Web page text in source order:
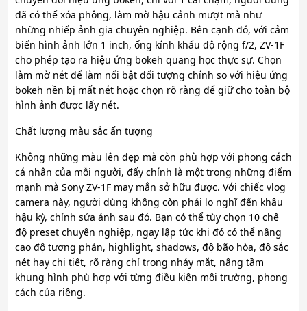
đã có thể xóa phông, làm mờ hậu cảnh mượt mà như
những nhiếp ảnh gia chuyên nghiệp. Bên cạnh đó, với cảm
biến hình ảnh lớn 1 inch, ống kính khẩu độ rộng f/2, ZV-1F
cho phép tạo ra hiệu ứng bokeh quang học thực sự. Chọn
làm mờ nét để làm nổi bật đối tượng chính so với hiệu ứng
bokeh nền bị mất nét hoặc chọn rõ ràng để giữ cho toàn bộ
hình ảnh được lấy nét.
Chất lượng màu sắc ấn tượng
Không những màu lên đẹp mà còn phù hợp với phong cách
cá nhân của mỗi người, đấy chính là một trong những điểm
mạnh mà Sony ZV-1F may mắn sở hữu được. Với chiếc vlog
camera này, người dùng không còn phải lo nghĩ đến khâu
hậu kỳ, chỉnh sửa ảnh sau đó. Bạn có thể tùy chọn 10 chế
độ preset chuyên nghiệp, ngay lập tức khi đó có thể nâng
cao độ tương phản, highlight, shadows, độ bão hòa, độ sắc
nét hay chi tiết, rõ ràng chỉ trong nháy mắt, nâng tầm
khung hình phù hợp với từng điều kiện môi trường, phong
cách của riêng.